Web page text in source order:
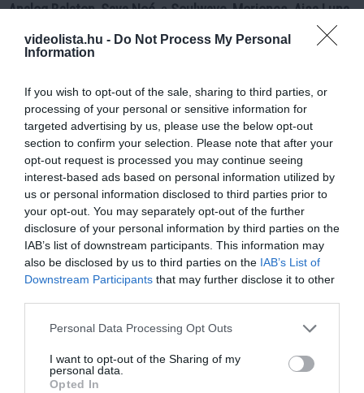
videolista.hu - Do Not Process My Personal
Information
If you wish to opt-out of the sale, sharing to third parties, or
processing of your personal or sensitive information for
targeted advertising by us, please use the below opt-out
section to confirm your selection. Please note that after your
opt-out request is processed you may continue seeing
interest-based ads based on personal information utilized by
us or personal information disclosed to third parties prior to
your opt-out. You may separately opt-out of the further
disclosure of your personal information by third parties on the
IAB’s list of downstream participants. This information may
also be disclosed by us to third parties on the IAB’s List of
Downstream Participants that may further disclose it to other
Please note that this website/app uses one or more Google
not limited to your visit or usage behaviour. You may click to
grant or deny consent to Google and its third-party tags to
Personal Data Processing Opt Outs
I want to opt-out of the Sharing of my
personal data.
Opted In
Analog Balaton, Saya Noé, aSoulwave,Moriones,Ajsa Luna,
Co Lee
Deva , a Jazzbois ,Esze Tamás, Cibi
és a
Honeybeastis. Itt sem csak magyar produkciókat hallhat a
Marged , de itt áll színpadra az ukránPostman is.
A fesztivál egyik kedvencére, aKözlekedési Múzeum
Zenélő Buszárais a Lőtéren lehet felpattanni és érdemes
is, hiszen nem minden járaton tudja az ember élőben
meghallgatniBeck Zolit,Morionest , aParnoGrasztotvagy
épp az Aurevoir.helyközi buliját.
A Világzene Udvar az idei évtől új partnerrel a Magyar Zene
Házával együttműködve várja a látogatókat. AVilágzene
Udvar x Magyar Zene HázaTaliándörögd kínálatát színesíti,
itt többek között olyan nevekkel találkozhatnak a látogatók,
Pál István „Szalonna” és bandája, a
Cimbaliband,
Ferenczi György és az 1ső Pesti rackák,